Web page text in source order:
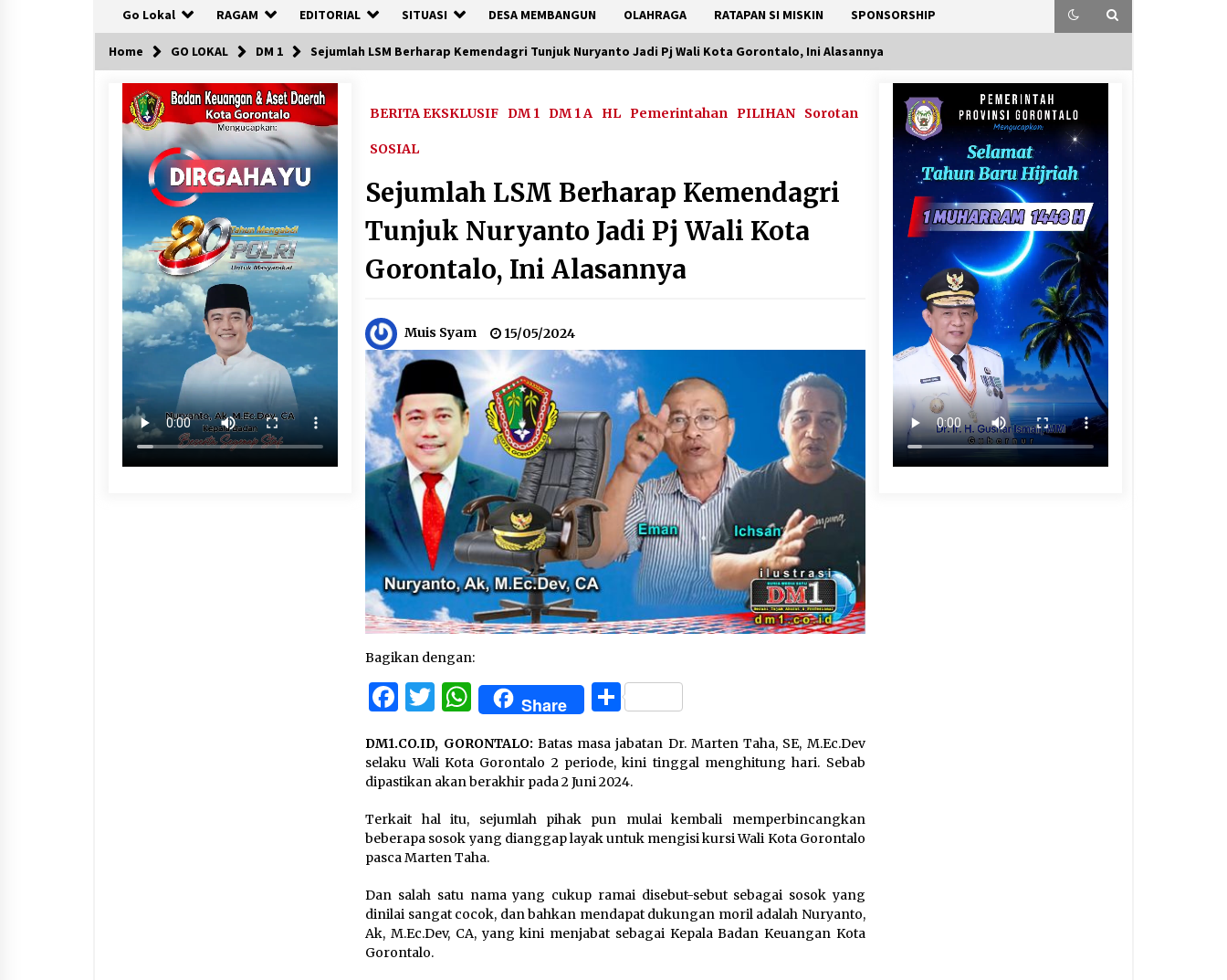
Go Lokal RAGAM EDITORIAL SITUASI DESA MEMBANGUN OLAHRAGA RATAPAN SI MISKIN SPONSORSHIP
Home GO LOKAL DM 1 Sejumlah LSM Berharap Kemendagri Tunjuk Nuryanto Jadi Pj Wali Kota Gorontalo, Ini Alasannya
BERITA EKSKLUSIF DM 1 DM 1 A HL Pemerintahan PILIHAN Sorotan
SOSIAL
Sejumlah LSM Berharap Kemendagri
Tunjuk Nuryanto Jadi Pj Wali Kota
Gorontalo, Ini Alasannya
Muis Syam 15/05/2024
Bagikan dengan:
Facebook
Twitter
WhatsApp
Share Share
DM1.CO.ID, GORONTALO: Batas masa jabatan Dr. Marten Taha, SE, M.Ec.Dev
selaku Wali Kota Gorontalo 2 periode, kini tinggal menghitung hari. Sebab
dipastikan akan berakhir pada 2 Juni 2024.
Terkait hal itu, sejumlah pihak pun mulai kembali memperbincangkan
beberapa sosok yang dianggap layak untuk mengisi kursi Wali Kota Gorontalo
pasca Marten Taha.
Dan salah satu nama yang cukup ramai disebut-sebut sebagai sosok yang
dinilai sangat cocok, dan bahkan mendapat dukungan moril adalah Nuryanto,
Ak, M.Ec.Dev, CA, yang kini menjabat sebagai Kepala Badan Keuangan Kota
Gorontalo.